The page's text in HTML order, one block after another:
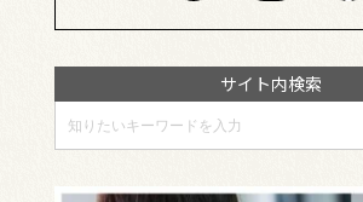
サイト内検索